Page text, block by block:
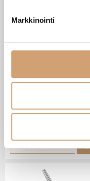
Markkinointi
Heti saatavilla verkkokaupasta